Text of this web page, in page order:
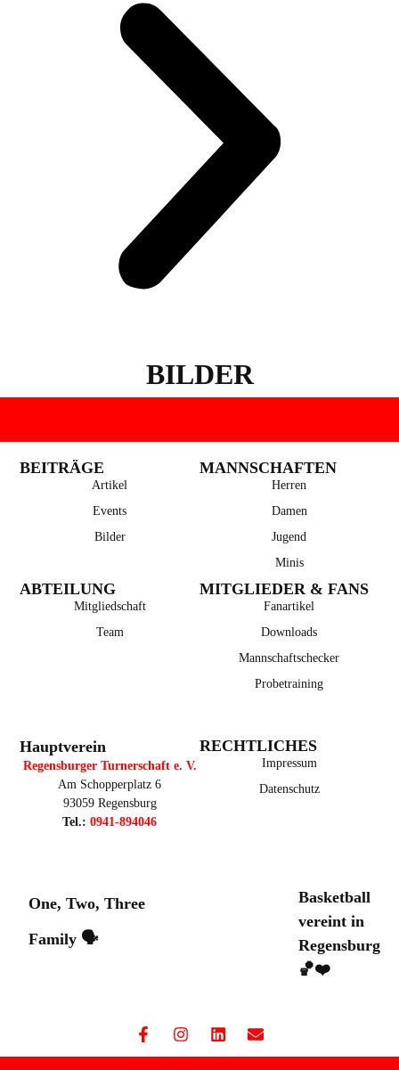
BILDER
BEITRÄGE
Artikel
Events
Bilder
MANNSCHAFTEN
Herren
Damen
Jugend
Minis
ABTEILUNG
Mitgliedschaft
Team
MITGLIEDER & FANS
Fanartikel
Downloads
Mannschaftschecker
Probetraining
Hauptverein
Regensburger Turnerschaft e. V.
Am Schopperplatz 6
93059 Regensburg
Tel.:0941-894046
RECHTLICHES
Impressum
Datenschutz
One, Two, Three
Family 🗣️
Basketball
vereint in
Regensburg
🏀❤️